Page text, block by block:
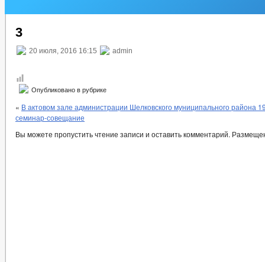
3
20 июля, 2016 16:15 admin
Опубликовано в рубрике
« В актовом зале администрации Шелковского муниципального района
семинар-совещание
Вы можете пропустить чтение записи и оставить комментарий.